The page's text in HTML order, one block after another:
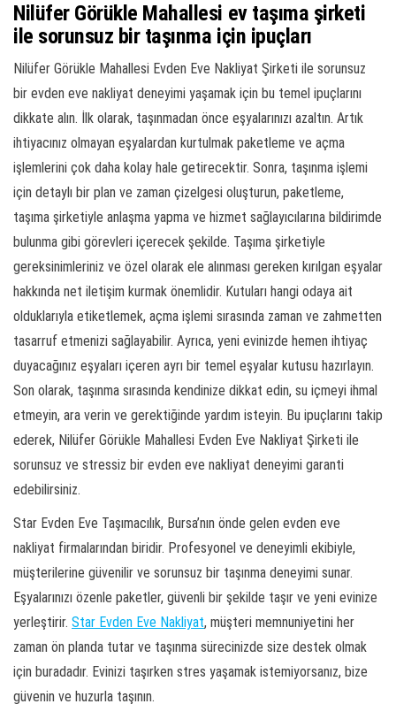
Nilüfer Görükle Mahallesi ev taşıma şirketi
ile sorunsuz bir taşınma için ipuçları
Nilüfer Görükle Mahallesi Evden Eve Nakliyat Şirketi ile sorunsuz
bir evden eve nakliyat deneyimi yaşamak için bu temel ipuçlarını
dikkate alın. İlk olarak, taşınmadan önce eşyalarınızı azaltın. Artık
ihtiyacınız olmayan eşyalardan kurtulmak paketleme ve açma
işlemlerini çok daha kolay hale getirecektir. Sonra, taşınma işlemi
için detaylı bir plan ve zaman çizelgesi oluşturun, paketleme,
taşıma şirketiyle anlaşma yapma ve hizmet sağlayıcılarına bildirimde
bulunma gibi görevleri içerecek şekilde. Taşıma şirketiyle
gereksinimleriniz ve özel olarak ele alınması gereken kırılgan eşyalar
hakkında net iletişim kurmak önemlidir. Kutuları hangi odaya ait
olduklarıyla etiketlemek, açma işlemi sırasında zaman ve zahmetten
tasarruf etmenizi sağlayabilir. Ayrıca, yeni evinizde hemen ihtiyaç
duyacağınız eşyaları içeren ayrı bir temel eşyalar kutusu hazırlayın.
Son olarak, taşınma sırasında kendinize dikkat edin, su içmeyi ihmal
etmeyin, ara verin ve gerektiğinde yardım isteyin. Bu ipuçlarını takip
ederek, Nilüfer Görükle Mahallesi Evden Eve Nakliyat Şirketi ile
sorunsuz ve stressiz bir evden eve nakliyat deneyimi garanti
edebilirsiniz.
Star Evden Eve Taşımacılık, Bursa’nın önde gelen evden eve
nakliyat firmalarından biridir. Profesyonel ve deneyimli ekibiyle,
müşterilerine güvenilir ve sorunsuz bir taşınma deneyimi sunar.
Eşyalarınızı özenle paketler, güvenli bir şekilde taşır ve yeni evinize
yerleştirir. Star Evden Eve Nakliyat, müşteri memnuniyetini her
zaman ön planda tutar ve taşınma sürecinizde size destek olmak
için buradadır. Evinizi taşırken stres yaşamak istemiyorsanız, bize
güvenin ve huzurla taşının.